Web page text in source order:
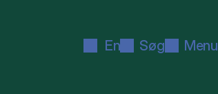
En Søg Menu